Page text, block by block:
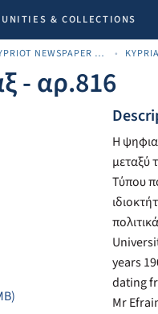
& COLLECTIONS
ARCHIVE CYPRIOT NEWSPAPER MATERIALS
- αρ.816
Η
μεταξύ
Τύπου
years
dating
Mr